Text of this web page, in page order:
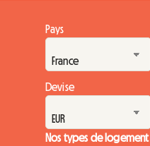
Pays
Devise
Nos types de logement